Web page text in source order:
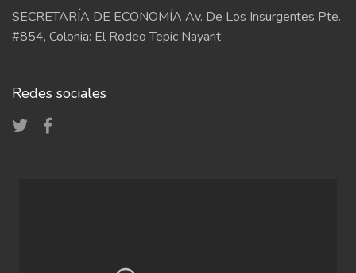
SECRETARÍA DE ECONOMÍA Av. De Los Insurgentes Pte.
#854, Colonia: El Rodeo Tepic Nayarit
Redes sociales